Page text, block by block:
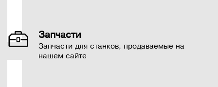
Запчасти
Запчасти для станков, продаваемые на
нашем сайте